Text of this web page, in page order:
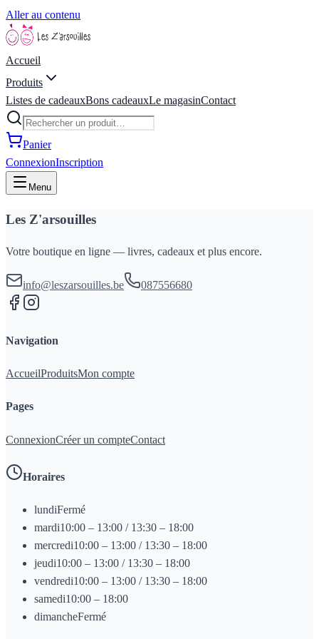
Aller au contenu
Accueil
Produits
Listes de cadeauxBons cadeauxLe magasinContact
Panier
ConnexionInscription
Menu
Les Z'arsouilles
Votre boutique en ligne — livres, cadeaux et plus encore.
info@leszarsouilles.be 087556680
Navigation
AccueilProduitsMon compte
Pages
ConnexionCréer un compteContact
Horaires
lundiFermé
mardi10:00 – 13:00 / 13:30 – 18:00
mercredi10:00 – 13:00 / 13:30 – 18:00
jeudi10:00 – 13:00 / 13:30 – 18:00
vendredi10:00 – 13:00 / 13:30 – 18:00
samedi10:00 – 18:00
dimancheFermé